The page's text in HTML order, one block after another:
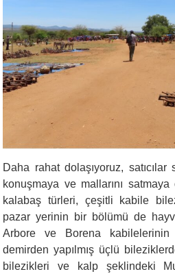
Daha rahat dolaşıyoruz,
konuşmaya ve mallarını satmaya
kalabaş türleri, çeşitli kabile
pazar yerinin bir bölümü de
Arbore ve Borena kabilelerinin
demirden yapılmış üçlü
bilezikleri ve kalp şeklindeki